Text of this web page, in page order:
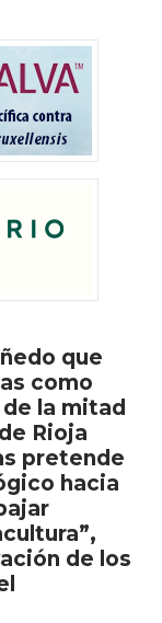
que
como
la mitad
Rioja
pretende
hacia
de los